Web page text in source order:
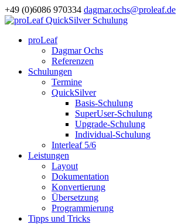
+49 (0)6086 970334 dagmar.ochs@proleaf.de
proLeaf
Dagmar Ochs
Referenzen
Schulungen
Termine
QuickSilver
Basis-Schulung
SuperUser-Schulung
Upgrade-Schulung
Individual-Schulung
Interleaf 5/6
Leistungen
Layout
Dokumentation
Konvertierung
Übersetzung
Programmierung
Tipps und Tricks